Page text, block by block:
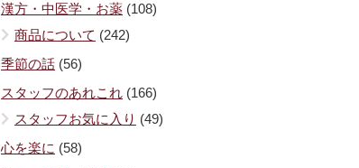
漢方・中医学・お薬 (108)
商品について (242)
季節の話 (56)
スタッフのあれこれ (166)
スタッフお気に入り (49)
心を楽に (58)